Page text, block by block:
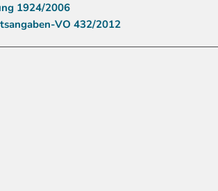
1924/2006
VO 432/2012